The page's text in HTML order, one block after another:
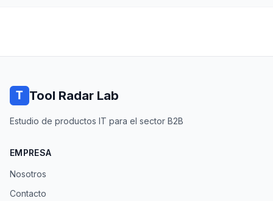
Tool Radar Lab
Estudio de productos IT para el sector B2B
EMPRESA
Nosotros
Contacto